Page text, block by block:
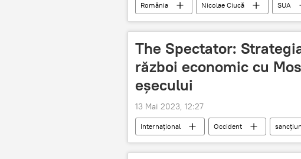
România Nicolae Ciucă SUA
The Spectator:
război economic cu
eșecului
13 Mai 2023, 12:27
Internațional Occident